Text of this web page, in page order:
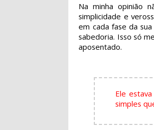
Na minha opinião
simplicidade e
em cada fase da
sabedoria. Isso só
aposentado.
Ele
simples